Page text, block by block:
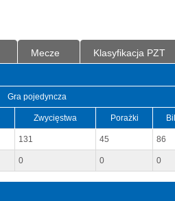
Mecze Klasyfikacja PZT
Gra pojedyncza
Zwycięstwa Porażki
131 45 86
0 0 0